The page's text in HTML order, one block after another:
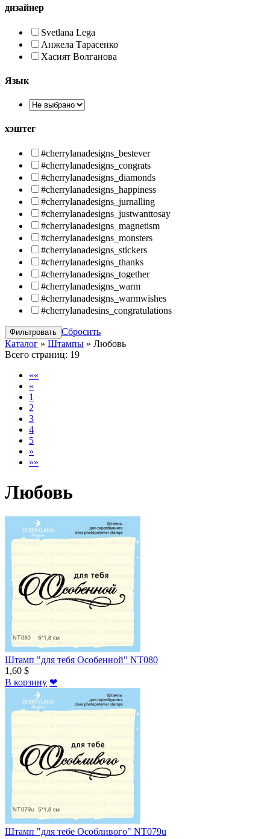
дизайнер
Svetlana Lega
Анжела Тарасенко
Хасият Волганова
Язык
хэштег
#cherrylanadesigns_bestever
#cherrylanadesigns_congrats
#cherrylanadesigns_diamonds
#cherrylanadesigns_happiness
#cherrylanadesigns_jurnalling
#cherrylanadesigns_justwanttosay
#cherrylanadesigns_magnetism
#cherrylanadesigns_monsters
#cherrylanadesigns_stickers
#cherrylanadesigns_thanks
#cherrylanadesigns_together
#cherrylanadesigns_warm
#cherrylanadesigns_warmwishes
#cherrylanadesins_congratulations
Сбросить
Каталог » Штампы » Любовь
Всего страниц: 19
««
«
1
2
3
4
5
»
»»
Любовь
Штамп "для тебя Особенной" NT080
1,60 $
В корзину ❤
Штамп "для тебе Особливого" NT079u